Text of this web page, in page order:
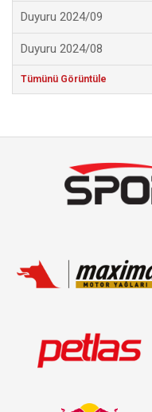
Duyuru 2024/09
Duyuru 2024/08
Tümünü Görüntüle